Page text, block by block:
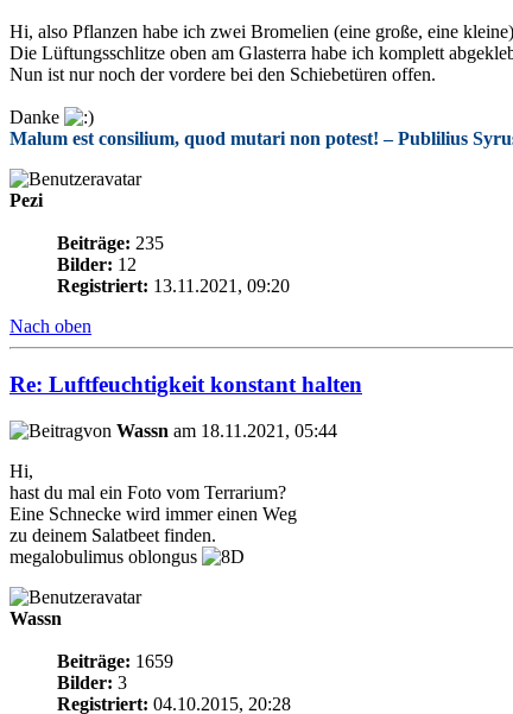
Hi, also Pflanzen habe ich zwei Bromelien (eine große, eine
Die Lüftungsschlitze oben am Glasterra habe ich komplett
Nun ist nur noch der vordere bei den Schiebetüren offen.
Danke
Malum est consilium, quod mutari non potest! – Publilius
Pezi
Beiträge: 235
Bilder: 12
Registriert: 13.11.2021, 09:20
Nach oben
Re: Luftfeuchtigkeit konstant halten
von Wassn am 18.11.2021, 05:44
Hi,
hast du mal ein Foto vom Terrarium?
Eine Schnecke wird immer einen Weg
zu deinem Salatbeet finden.
megalobulimus oblongus
Wassn
Beiträge: 1659
Bilder: 3
Registriert: 04.10.2015, 20:28